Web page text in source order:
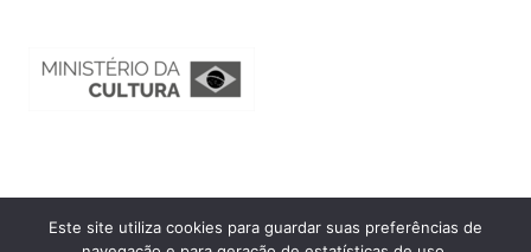
Ouvidoria
Este site utiliza cookies para guardar suas preferências de